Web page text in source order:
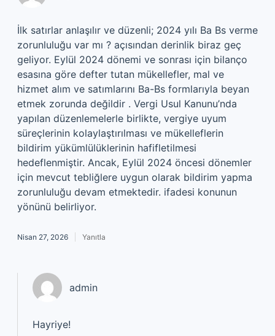
İlk satırlar anlaşılır ve düzenli; 2024 yılı Ba Bs verme
zorunluluğu var mı ? açısından derinlik biraz geç
geliyor. Eylül 2024 dönemi ve sonrası için bilanço
esasına göre defter tutan mükellefler, mal ve
hizmet alım ve satımlarını Ba-Bs formlarıyla beyan
etmek zorunda değildir . Vergi Usul Kanunu’nda
yapılan düzenlemelerle birlikte, vergiye uyum
süreçlerinin kolaylaştırılması ve mükelleflerin
bildirim yükümlülüklerinin hafifletilmesi
hedeflenmiştir. Ancak, Eylül 2024 öncesi dönemler
için mevcut tebliğlere uygun olarak bildirim yapma
zorunluluğu devam etmektedir. ifadesi konunun
yönünü belirliyor.
Nisan 27, 2026 Yanıtla
admin
Hayriye!